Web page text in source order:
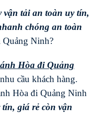
vận tải an toàn uy tín,
chóng an toàn
Quảng Ninh?
Hòa điQuảng
cầu khách hàng.
Hòa đi Quảng Ninh
giá rẻ còn vận